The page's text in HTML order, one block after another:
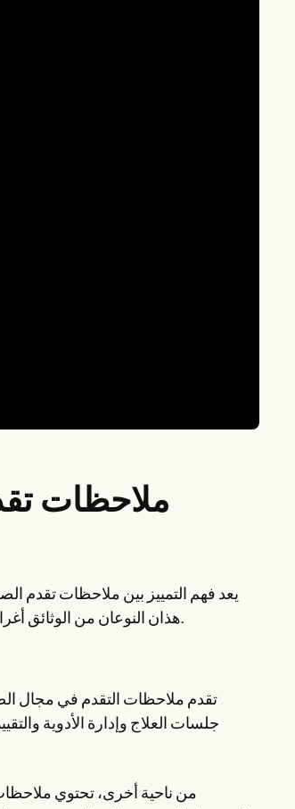
ملاحظات
يعد فهم التمييز بين ملاحظات تقدم
هذان النوعان من الوثائق أغراضًا فريدة ولهما جماهير متميزة. التعرف على الاختلاف يضمن ممارسات التوثيق المناسبة.
تقدم ملاحظات التقدم في مجال
جلسات العلاج وإدارة الأدوية
من ناحية أخرى، تحتوي